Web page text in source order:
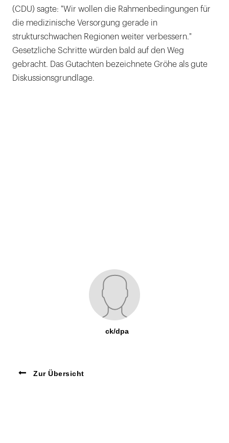
(CDU) sagte: "Wir wollen die Rahmenbedingungen für
die medizinische Versorgung gerade in
strukturschwachen Regionen weiter verbessern."
Gesetzliche Schritte würden bald auf den Weg
gebracht. Das Gutachten bezeichnete Gröhe als gute
Diskussionsgrundlage.
ck/dpa
Zur Übersicht